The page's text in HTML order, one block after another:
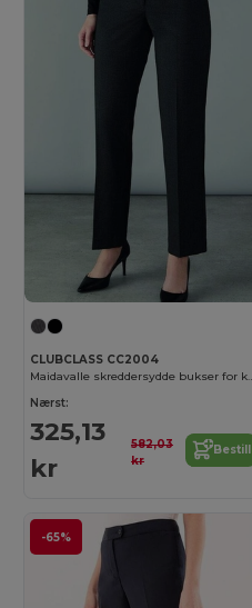
CLUBCLASS CC2004
Maidavalle
Nærst:
325,13
kr
582,03
kr
Bestill
-65%